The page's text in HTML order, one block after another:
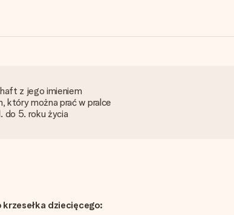
z jego imieniem
który można prać w pralce
do 5. roku życia
dziecięcego: